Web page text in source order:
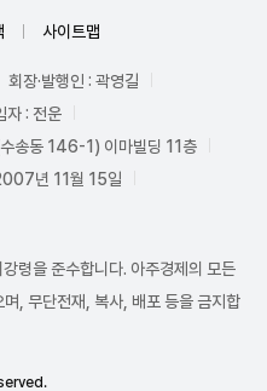
사이트맵
회장·발행인 : 곽영길
자 : 전운
송동 146-1) 이마빌딩 11층
년 11월 15일
령을 준수합니다. 아주경제의 모든
, 무단전재, 복사, 배포 등을 금지합